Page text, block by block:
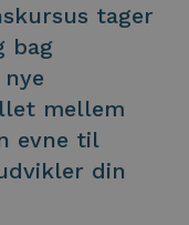
tager
bag
mellem
evne til
din